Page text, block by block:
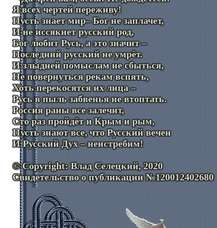
Я всех чертей переживу!
Пусть знает мир– Бог не заплачет,
И не иссякнет русский род,
Бог любит Русь, а это значит –
Последний русский не умрёт.
И злыдней помыслам не сбыться,
Не повернуться рекам вспять,
Хоть перекосятся их лица –
Русь в пыль забвенья не втоптать.
Россия раны все залечит,
Сто раз пройдёт и Крым и рым,
Пусть знают все, что Русский вечен
И Русский Дух – неистребим!
© Copyright: Влад Селецкий, 2020
Свидетельство о публикации №120012402680